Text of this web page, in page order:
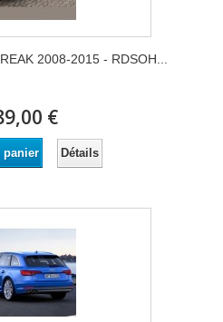
2008-2015 - RDSOH...
€
panier Détails